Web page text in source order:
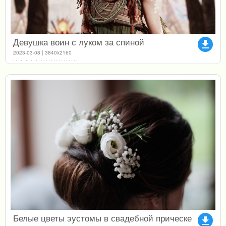
file_download
Девушка воин с луком за спиной
2023-03-08 | 3840x2160
file_download
Белые цветы эустомы в свадебной прическе